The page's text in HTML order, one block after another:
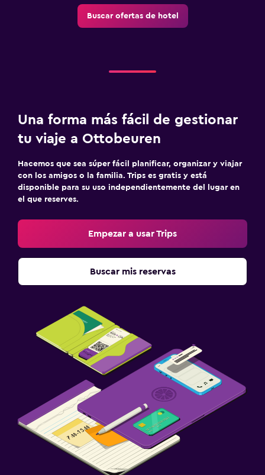
Buscar ofertas de hotel
Una forma más fácil de gestionar
tu viaje a Ottobeuren
Hacemos que sea súper fácil planificar, organizar y viajar
con los amigos o la familia. Trips es gratis y está
disponible para su uso independientemente del lugar en
el que reserves.
Empezar a usar Trips
Buscar mis reservas